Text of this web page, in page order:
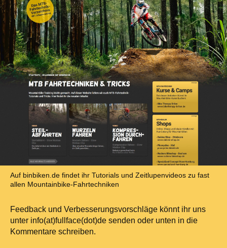
Auf binbiken.de findet ihr Tutorials und Zeitlupenvideos zu fast
allen Mountainbike-Fahrtechniken
Feedback und Verbesserungsvorschläge könnt ihr uns
unter info(at)fullface(dot)de senden oder unten in die
Kommentare schreiben.